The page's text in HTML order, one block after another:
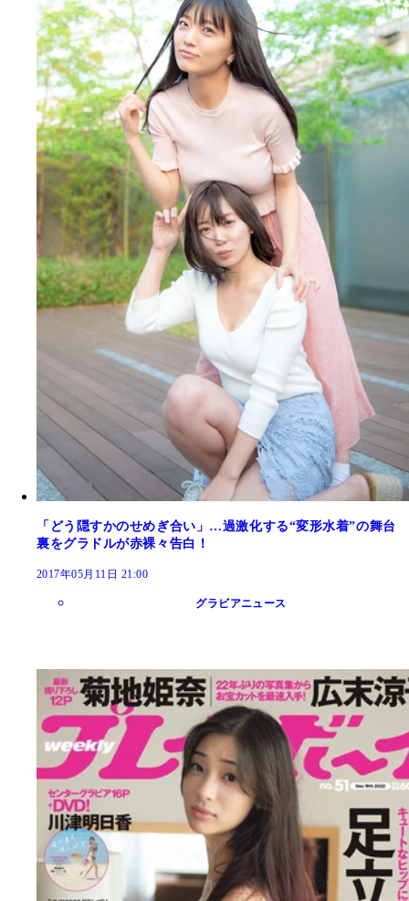
「どう隠すかのせめぎ合い」…過激化する“変形水着”の舞台
裏をグラドルが赤裸々告白！
2017年05月11日 21:00
グラビアニュース